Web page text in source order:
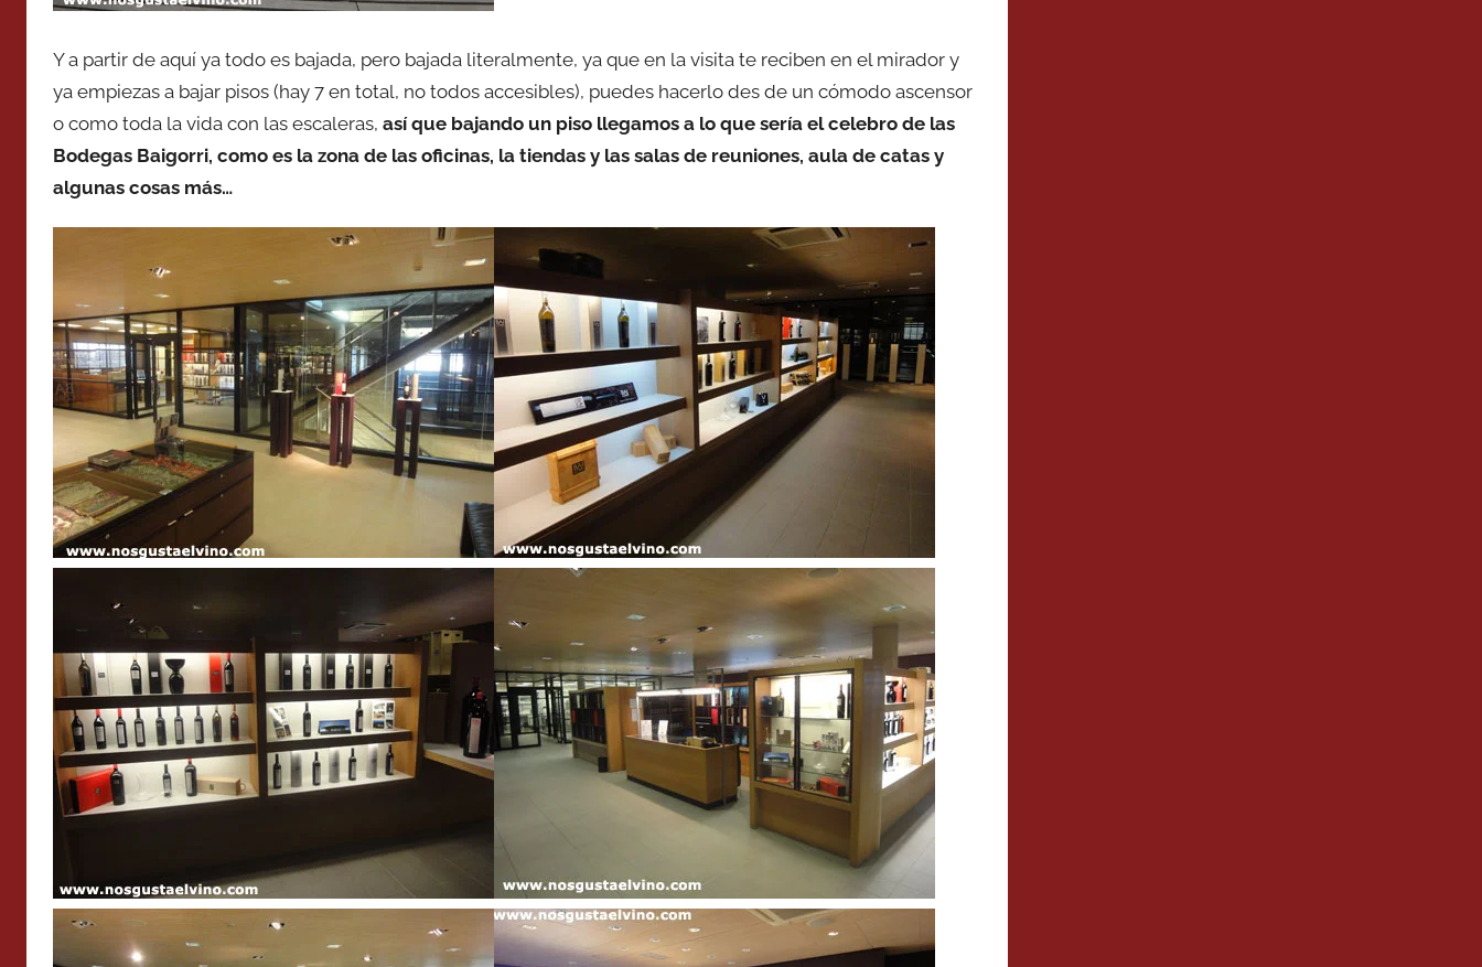
Y a partir de aquí ya todo es bajada, pero bajada literalmente, ya que en la visita te reciben en el mirador y
ya empiezas a bajar pisos (hay 7 en total, no todos accesibles), puedes hacerlo des de un cómodo ascensor
o como toda la vida con las escaleras, así que bajando un piso llegamos a lo que sería el celebro de las
Bodegas Baigorri, como es la zona de las oficinas, la tiendas y las salas de reuniones, aula de catas y
algunas cosas más…